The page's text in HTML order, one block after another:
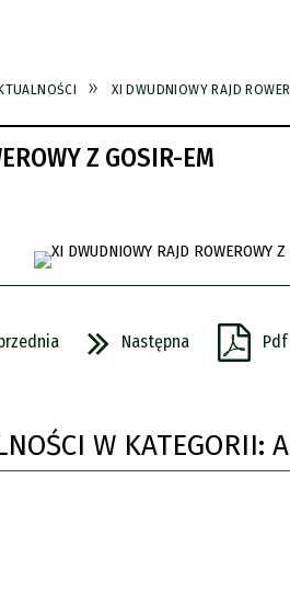
XI DWUDNIOWY RAJD
Z GOSIR-EM
Następna Pdf
W KATEGORII: